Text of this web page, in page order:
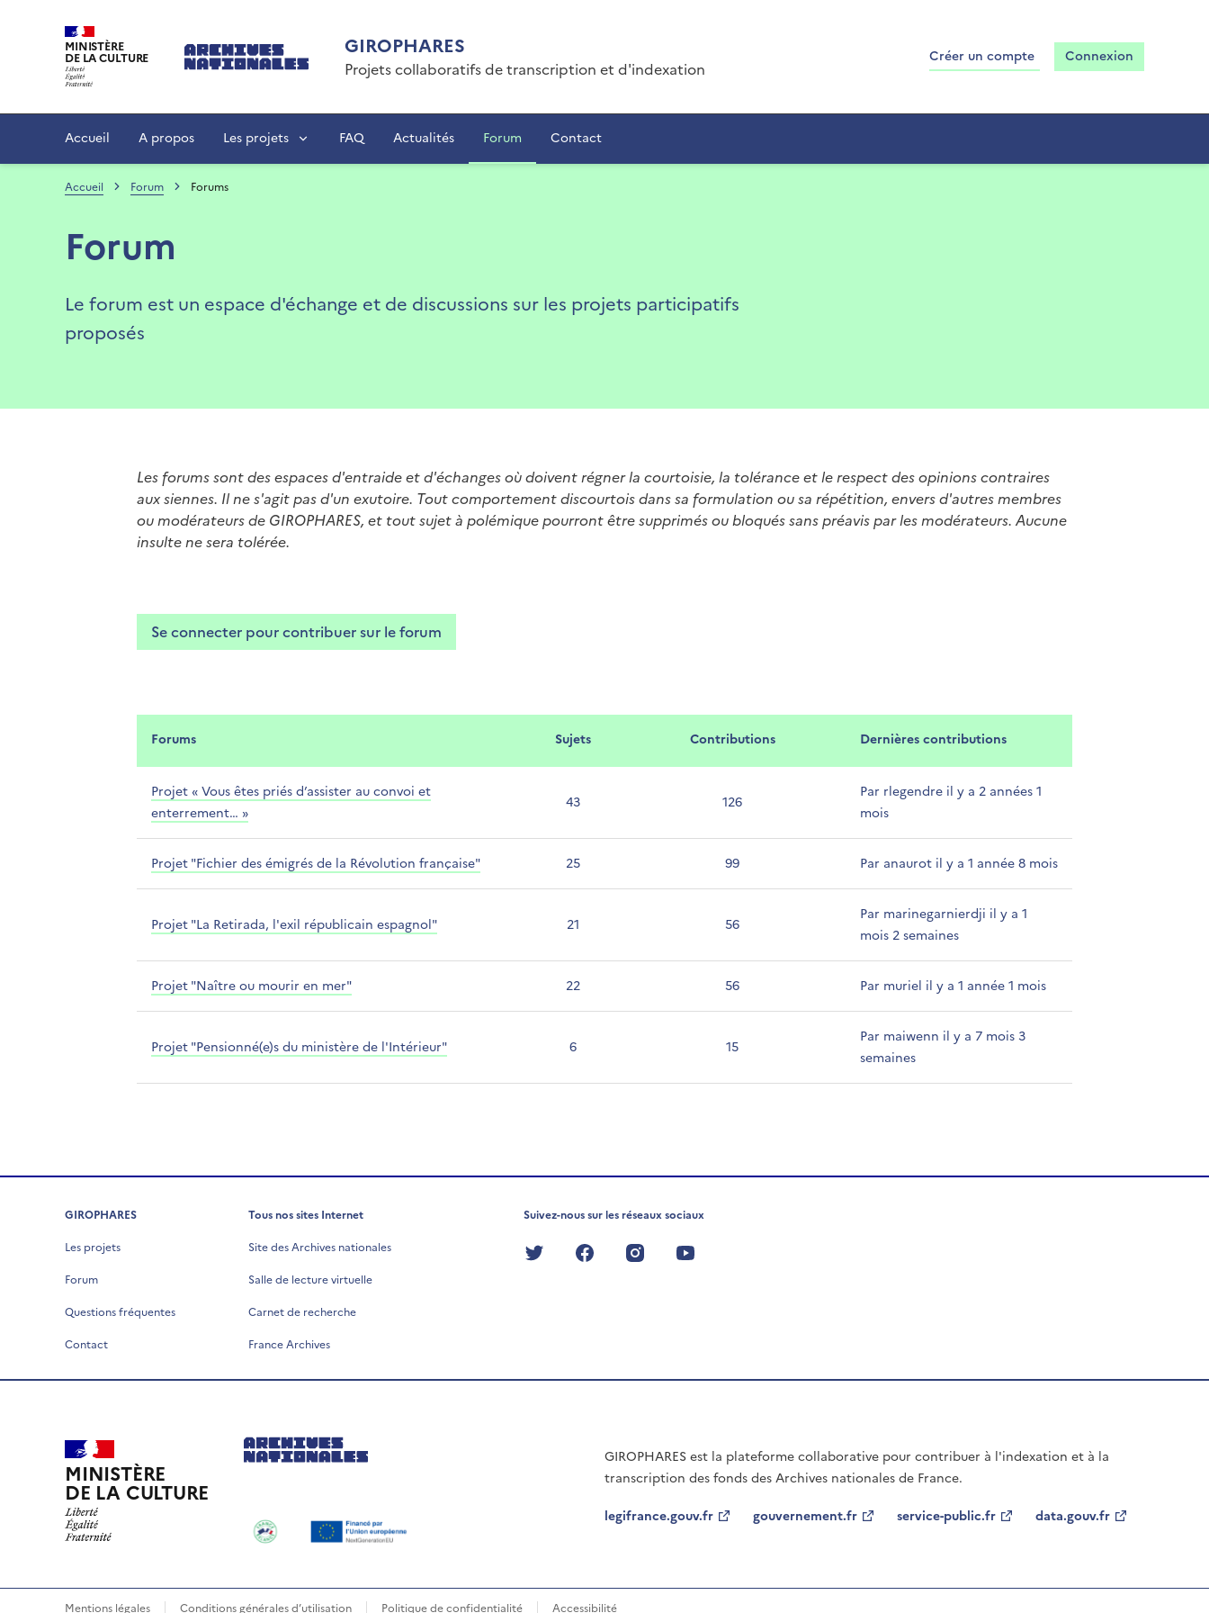
MINISTÈRE
DE LA CULTURE GIROPHARES
Projets collaboratifs de transcription et d'indexation
Créer un compte Connexion
Accueil A propos Les projets FAQ Actualités Forum Contact
Accueil Forum Forums
Forum
Le forum est un espace d'échange et de discussions sur les projets participatifs
proposés
Les forums sont des espaces d'entraide et d'échanges où doivent régner la courtoisie, la tolérance et le respect des opinions contraires
aux siennes. Il ne s'agit pas d'un exutoire. Tout comportement discourtois dans sa formulation ou sa répétition, envers d'autres membres
ou modérateurs de GIROPHARES, et tout sujet à polémique pourront être supprimés ou bloqués sans préavis par les modérateurs. Aucune
insulte ne sera tolérée.
Se connecter pour contribuer sur le forum
Forums Sujets Contributions Dernières contributions
Projet « Vous êtes priés d’assister au convoi et
enterrement… »
43 126
Par rlegendre il y a 2 années 1
mois
Projet "Fichier des émigrés de la Révolution française" 25 99 Par anaurot il y a 1 année 8 mois
Projet "La Retirada, l'exil républicain espagnol" 21 56
Par marinegarnierdji il y a 1
mois 2 semaines
Projet "Naître ou mourir en mer" 22 56 Par muriel il y a 1 année 1 mois
Projet "Pensionné(e)s du ministère de l'Intérieur" 6 15
Par maiwenn il y a 7 mois 3
semaines
GIROPHARES
Les projets
Forum
Questions fréquentes
Contact
Tous nos sites Internet
Site des Archives nationales
Salle de lecture virtuelle
Carnet de recherche
France Archives
Suivez-nous sur les réseaux sociaux
twitter facebook instagram
MINISTÈRE
DE LA CULTURE
GIROPHARES est la plateforme collaborative pour contribuer à l'indexation et à la
transcription des fonds des Archives nationales de France.
legifrance.gouv.fr
gouvernement.fr service-public.fr data.gouv.fr
Mentions légales Conditions générales d’utilisation Politique de confidentialité Accessibilité